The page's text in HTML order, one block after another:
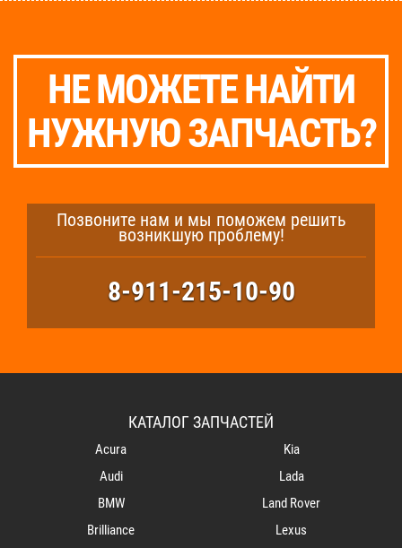
НЕ МОЖЕТЕ НАЙТИ
НУЖНУЮ ЗАПЧАСТЬ?
Позвоните нам и мы поможем решить
возникшую проблему!
8-911-215-10-90
КАТАЛОГ ЗАПЧАСТЕЙ
Acura
Audi
BMW
Brilliance
Kia
Lada
Land Rover
Lexus